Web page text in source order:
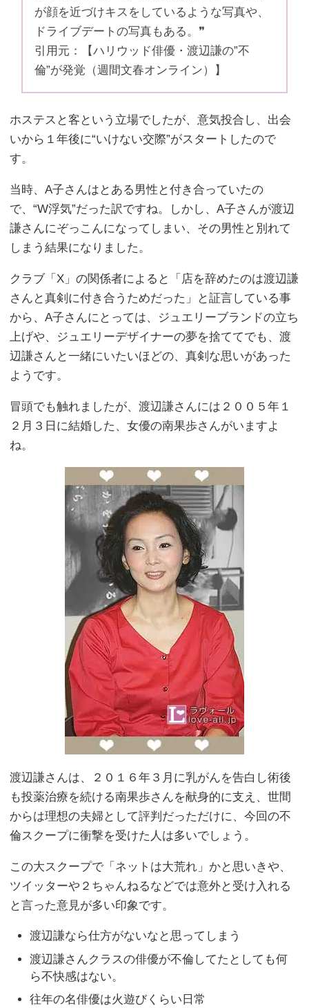
が顔を近づけキスをしているような写真や、
ドライブデートの写真もある。❞
引用元：【ハリウッド俳優・渡辺謙の”不
倫”が発覚（週間文春オンライン）】
ホステスと客という立場でしたが、意気投合し、出会
いから１年後に“いけない交際”がスタートしたので
す。
当時、A子さんはとある男性と付き合っていたの
で、“W浮気”だった訳ですね。しかし、A子さんが渡辺
謙さんにぞっこんになってしまい、その男性と別れて
しまう結果になりました。
クラブ「X」の関係者によると「店を辞めたのは渡辺謙
さんと真剣に付き合うためだった」と証言している事
から、A子さんにとっては、ジュエリーブランドの立ち
上げや、ジュエリーデザイナーの夢を捨ててでも、渡
辺謙さんと一緒にいたいほどの、真剣な思いがあった
ようです。
冒頭でも触れましたが、渡辺謙さんには２００５年１
２月３日に結婚した、女優の南果歩さんがいますよ
ね。
渡辺謙さんは、２０１６年３月に乳がんを告白し術後
も投薬治療を続ける南果歩さんを献身的に支え、世間
からは理想の夫婦として評判だっただけに、今回の不
倫スクープに衝撃を受けた人は多いでしょう。
この大スクープで「ネットは大荒れ」かと思いきや、
ツイッターや２ちゃんねるなどでは意外と受け入れる
と言った意見が多い印象です。
渡辺謙なら仕方がないなと思ってしまう
渡辺謙さんクラスの俳優が不倫してたとしても何
ら不快感はない。
往年の名俳優は火遊びくらい日常